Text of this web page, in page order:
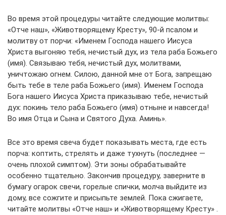
Во время этой процедуры читайте следующие молитвы:
«Отче наш», «Животворящему Кресту», 90-й псалом и
молитву от порчи: «Именем Господа нашего Иисуса
Христа выгоняю тебя, нечистый дух, из тела раба Божьего
(имя). Связываю тебя, нечистый дух, молитвами,
уничтожаю огнем. Силою, данной мне от Бога, запрещаю
быть тебе в теле раба Божьего (имя). Именем Господа
Бога нашего Иисуса Христа приказываю тебе, нечистый
дух: покинь тело раба Божьего (имя) отныне и навсегда!
Во имя Отца и Сына и Святого Духа. Аминь».
Все это время свеча будет показывать места, где есть
порча: коптить, стрелять и даже тухнуть (последнее —
очень плохой симптом). Эти зоны обрабатывайте
особенно тщательно. Закончив процедуру, заверните в
бумагу огарок свечи, горелые спички, молча выйдите из
дому, все сожгите и присыпьте землей. Пока сжигаете,
читайте молитвы «Отче наш» и «Животворящему Кресту» .